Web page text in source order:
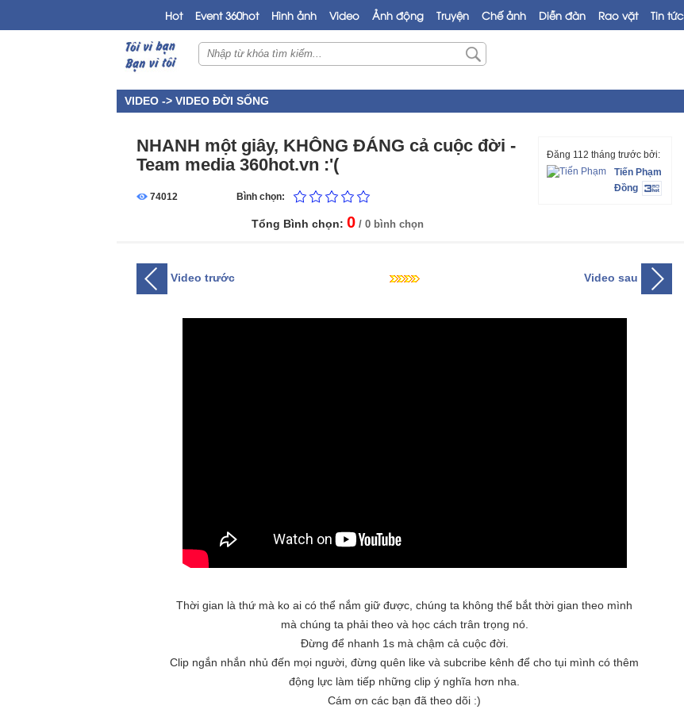
Hot Event 360hot Hình ảnh Video Ảnh động Truyện Chế ảnh Diễn đàn Rao vặt Tin tức
VIDEO -> VIDEO ĐỜI SỐNG
NHANH một giây, KHÔNG ĐÁNG cả cuộc đời -
Team media 360hot.vn :'(
74012 Bình chọn:
Tổng Bình chọn: 0 / 0 bình chọn
Đăng 112 tháng trước bởi:
Tiến Phạm
Đồng
Video trước Video sau
Thời gian là thứ mà ko ai có thể nắm giữ được, chúng ta không thể bắt thời gian theo mình
mà chúng ta phải theo và học cách trân trọng nó.
Đừng để nhanh 1s mà chậm cả cuộc đời.
Clip ngắn nhắn nhủ đến mọi người, đừng quên like và subcribe kênh để cho tụi mình có thêm
động lực làm tiếp những clip ý nghĩa hơn nha.
Cám ơn các bạn đã theo dõi :)